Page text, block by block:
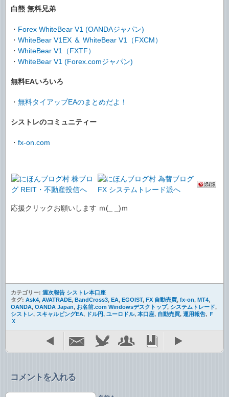
白熊 無料兄弟
・ Forex WhiteBear V1 (OANDAジャパン)
・ WhiteBear V1EX ＆ WhiteBear V1（FXCM）
・ WhiteBear V1（FXTF）
・ WhiteBear V1 (Forex.comジャパン)
無料EAいろいろ
・ 無料タイアップEAのまとめだよ！
シストレのコミュニティー
・ fx-on.com
応援クリックお願いします ｍ(_ _)ｍ
カテゴリー: 週次報告 シストレ本口座
タグ: Ask4, AVATRADE, BandCross3, EA, EGOIST, FX 自動売買, fx-on, MT4,
OANDA, OANDA Japan, お名前.com Windowsデスクトップ, システムトレード,
シストレ, スキャルピングEA, ドル円, ユーロドル, 本口座, 自動売買, 運用報告, Ｆ
Ｘ
コメントを入れる